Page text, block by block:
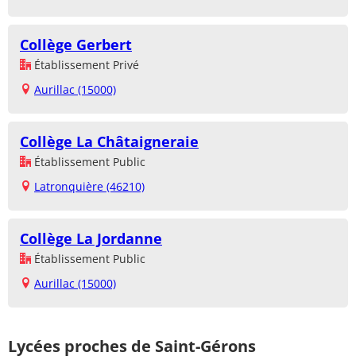
Collège Gerbert
Établissement Privé
Aurillac (15000)
Collège La Châtaigneraie
Établissement Public
Latronquière (46210)
Collège La Jordanne
Établissement Public
Aurillac (15000)
Lycées proches de Saint-Gérons